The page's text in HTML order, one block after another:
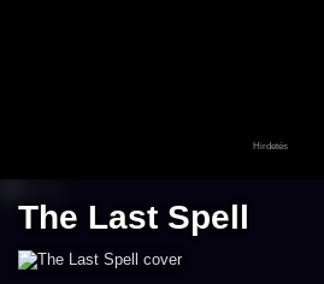
The Last Spell